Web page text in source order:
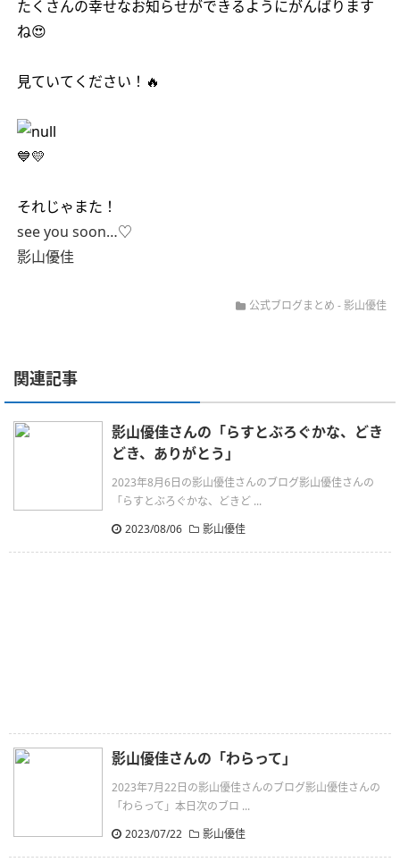
たくさんの幸せなお知らせができるようにがんばります
ね😍
見ていてください！🔥
💙💛
それじゃまた！
see you soon…♡
影山優佳
公式ブログまとめ -影山優佳
関連記事
影山優佳さんの「らすとぶろぐかな、どき
どき、ありがとう」
2023年8月6日の影山優佳さんのブログ影山優佳さんの
「らすとぶろぐかな、どきど ...
2023/08/06
影山優佳
影山優佳さんの「わらって」
2023年7月22日の影山優佳さんのブログ影山優佳さんの
「わらって」本日次のブロ ...
2023/07/22
影山優佳